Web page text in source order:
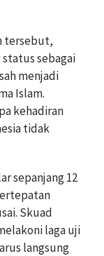
tersebut,
sebagai
menjadi
Islam.
kehadiran
tidak
sepanjang 12
Skuad
laga uji
langsung